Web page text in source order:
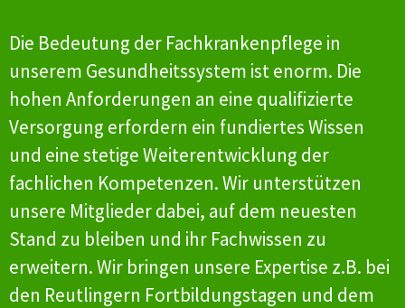
Die Bedeutung der Fachkrankenpflege in
unserem Gesundheitssystem ist enorm. Die
hohen Anforderungen an eine qualifizierte
Versorgung erfordern ein fundiertes Wissen
und eine stetige Weiterentwicklung der
fachlichen Kompetenzen. Wir unterstützen
unsere Mitglieder dabei, auf dem neuesten
Stand zu bleiben und ihr Fachwissen zu
erweitern. Wir bringen unsere Expertise z.B. bei
den Reutlingern Fortbildungstagen und dem